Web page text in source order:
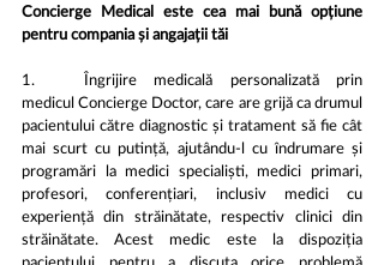
Concierge Medical este cea mai bună opțiune
pentru compania și angajații tăi
1.	Îngrijire medicală personalizată prin
medicul Concierge Doctor, care are grijă ca drumul
pacientului către diagnostic și tratament să fie cât
mai scurt cu putință, ajutându-l cu îndrumare și
programări la medici specialiști, medici primari,
profesori, conferențiari, inclusiv medici cu
experiență din străinătate, respectiv clinici din
străinătate. Acest medic este la dispoziția